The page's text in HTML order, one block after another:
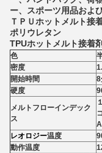
ー、スポーツ用品およ
ＴＰＵホットメルト接
ポリウレタン
TPUホットメルト接着
色
密度
開始時間
8
硬度
メルトフローインデック
ス
レオロジー温度
動作温度